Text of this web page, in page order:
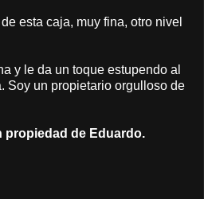
esta caja, muy fina, otro nivel
y le da un toque estupendo al
Soy un propietario orgulloso de
propiedad de Eduardo.